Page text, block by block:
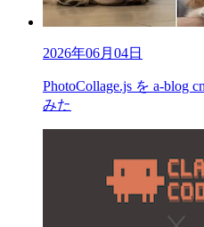
2026年06月04日
PhotoCollage.js を a-blog
みた